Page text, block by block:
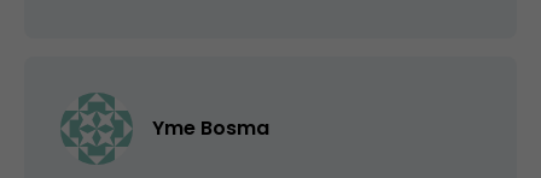
Yme Bosma